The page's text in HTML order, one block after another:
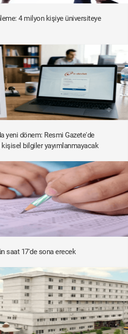
4 milyon kişiye üniversiteye
yeni dönem: Resmi Gazete'de
kişisel bilgiler yayımlanmayacak
saat 17'de sona erecek